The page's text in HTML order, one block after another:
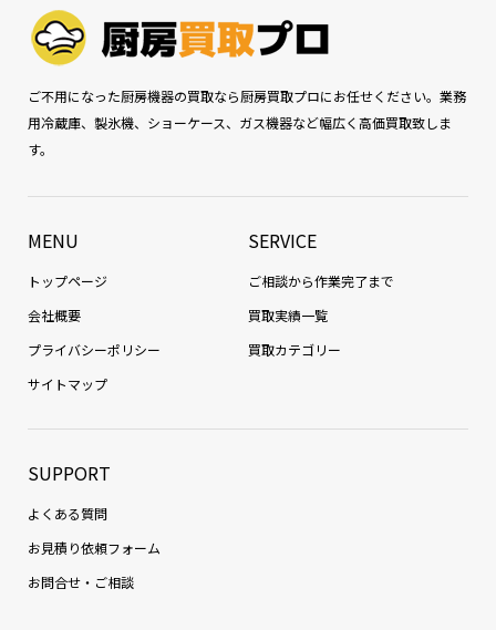
ご不用になった厨房機器の買取なら厨房買取プロにお任せください。業務
用冷蔵庫、製氷機、ショーケース、ガス機器など幅広く高価買取致しま
す。
MENU
トップページ
会社概要
プライバシーポリシー
サイトマップ
SERVICE
ご相談から作業完了まで
買取実績一覧
買取カテゴリー
SUPPORT
よくある質問
お見積り依頼フォーム
お問合せ・ご相談